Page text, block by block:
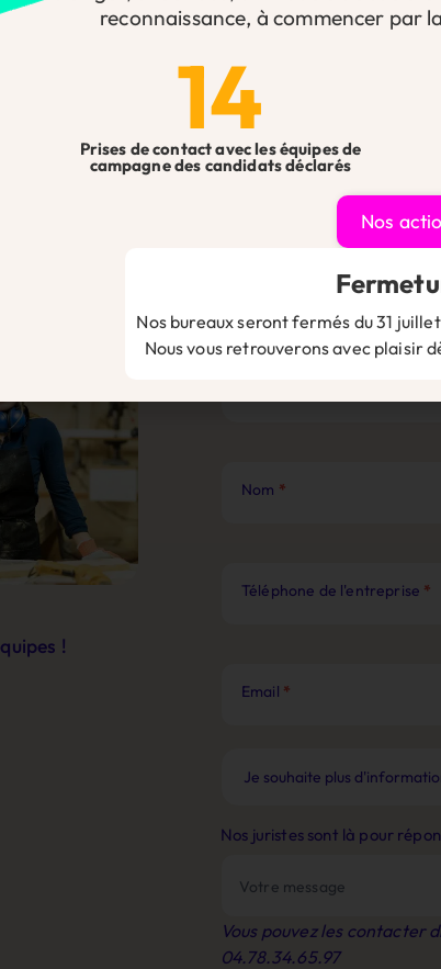
Vous avez
commerçant, professionnel libéral ou chef
équipes se feront un
!
Contact
Web
Êtes-vous adhérent ?*
Nom *
Téléphone de l'entreprise *
Email *
Nos juristes sont là pour
Vous pouvez les contacter
04.78.34.65.97
reconnaissance, à commencer par
14
Prises de contact avec les équipes de
campagne des candidats déclarés
Nos
Nos bureaux seront fermés du 31
Nous vous retrouverons avec plaisir